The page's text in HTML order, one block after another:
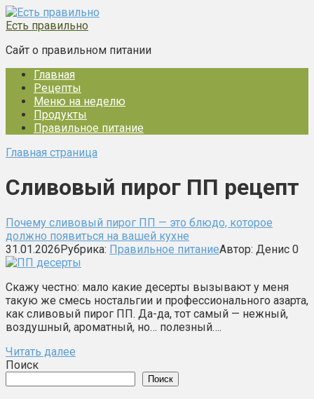
Перейти
к
Есть правильно
Сайт о правильном питании
Главная
Рецепты
Меню на неделю
Продукты
Правильное питание
Главная страница
Сливовый пирог ПП рецепт
Почему сливовый пирог ПП — это блюдо, которое
должно появиться на вашей кухне
31.01.2026Рубрика: Правильное питаниеАвтор: Денис 0
Скажу честно: мало какие десерты вызывают у меня
такую же смесь ностальгии и профессионального азарта,
как сливовый пирог ПП. Да-да, тот самый — нежный,
воздушный, ароматный, но… полезный….
Читать далее
Поиск
Поиск